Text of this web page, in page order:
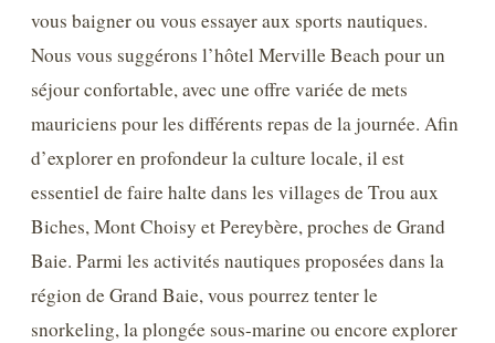
vous baigner ou vous essayer aux sports nautiques.
Nous vous suggérons l’hôtel Merville Beach pour un
séjour confortable, avec une offre variée de mets
mauriciens pour les différents repas de la journée. Afin
d’explorer en profondeur la culture locale, il est
essentiel de faire halte dans les villages de Trou aux
Biches, Mont Choisy et Pereybère, proches de Grand
Baie. Parmi les activités nautiques proposées dans la
région de Grand Baie, vous pourrez tenter le
snorkeling, la plongée sous-marine ou encore explorer